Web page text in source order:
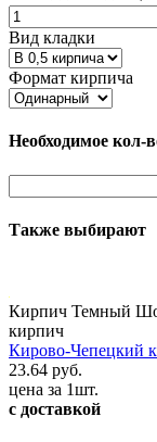
Вид кладки
Формат кирпича
Необходимое кол-
Также выбирают
Кирпич Темный
кирпич
Кирово-Чепецкий
23.64 руб.
цена за 1шт.
с доставкой